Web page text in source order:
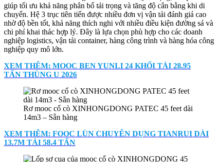
giúp tối ưu khả năng phân bổ tải trọng và tăng độ cân bằng khi di
chuyển. Hệ 3 trục tiên tiến được nhiều đơn vị vận tải đánh giá cao
nhờ độ bền tốt, khả năng thích nghi với nhiều điều kiện đường sá và
chi phí khai thác hợp lý. Đây là lựa chọn phù hợp cho các doanh
nghiệp logistics, vận tải container, hàng công trình và hàng hóa công
nghiệp quy mô lớn.
XEM THÊM: MOOC BEN YUNLI 24 KHỐI TẢI 28.95
TẤN THÙNG U 2026
Rơ mooc cổ cò XINHONGDONG PATEC 45 feet dài
14m3 – Sẵn hàng
XEM THÊM: FOOC LÙN CHUYÊN DỤNG TIANRUI DÀI
13.7M TẢI 58.4 TẤN